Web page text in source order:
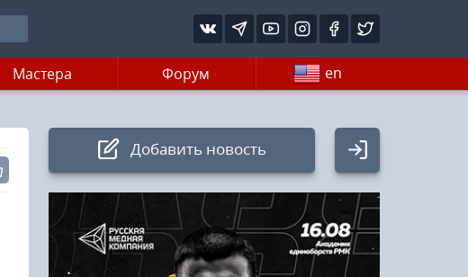
Мастера Форум en
Добавить новость
Авторизация
Логин: